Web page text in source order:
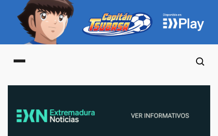
Main menu